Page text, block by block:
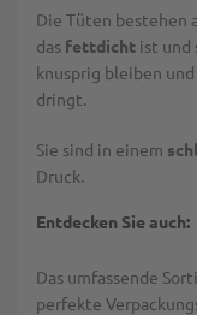
Die Tüten bestehen
das fettdicht ist und
knusprig bleiben
dringt.
Sie sind in einem
Druck.
Entdecken Sie auch:
Das umfassende
perfekte